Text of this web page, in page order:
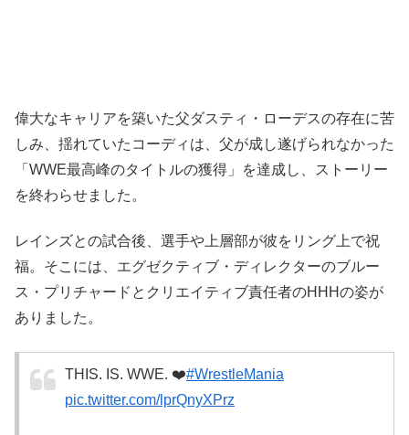
偉大なキャリアを築いた父ダスティ・ローデスの存在に苦
しみ、揺れていたコーディは、父が成し遂げられなかった
「WWE最高峰のタイトルの獲得」を達成し、ストーリー
を終わらせました。
レインズとの試合後、選手や上層部が彼をリング上で祝
福。そこには、エグゼクティブ・ディレクターのブルー
ス・プリチャードとクリエイティブ責任者のHHHの姿が
ありました。
THIS. IS. WWE. ❤️#WrestleMania
pic.twitter.com/lprQnyXPrz